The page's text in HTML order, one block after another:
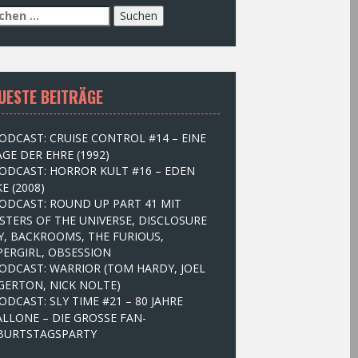
BEITRÄGE
CRUISE CONTROL #14 – EINE
DER EHRE (1992)
HORROR KULT #16 – EDEN
(2008)
ROUND UP PART 41 MIT
OF THE UNIVERSE, DISCLOSURE
BACKROOMS, THE FURIOUS,
OBSESSION
WARRIOR (TOM HARDY, JOEL
NICK NOLTE)
SLY TIME #21 – 80 JAHRE
– DIE GROSSE FAN-